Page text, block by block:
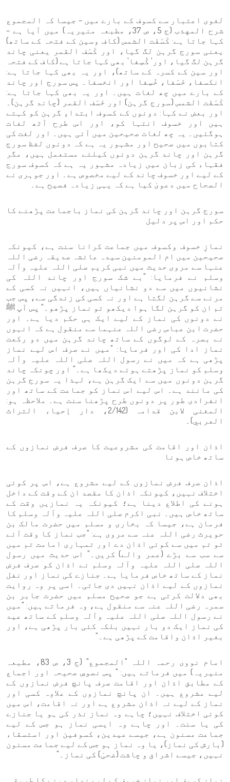
لغوی اعتبار سے کسوف کے بارے میں – جیسا کہ المجموع
شرح المهذب (ج 5، ص 37، مطبعہ منیریہ) میں آیا ہے –
کہا جاتا ہے: كَسَفَت الشمس (کاف وسین کے فتحہ کے ساتھ)
یعنی سورج گرہن لگ گیا، اور كَسَف القمر یعنی چاند
گرہن لگ گیا، اور' كُسِفا' بھی کہا جاتا ہے (کاف کے فتحہ
اور سین کے کسرہ کے ساتھ)، اور یہ بھی کہا جاتا ہے:
انكسفا، خَسَفا، خُسِفا اور انخسفا۔ پس سورج اور چاند
کے بارے میں چھ لغات ہیں۔ اور یہ بھی کہا جاتا ہے:
كَسَفَت الشمس (سورج گرہن) اور خَسَف القمر (چاند گرہن)۔
اور بعض نے کہا: دونوں کے کسوف ابتداءِ گرہن کو کہتے
ہیں اور خسوف انتہا کو، اور اس طرح آٹھ لغات
ہوگئیں۔ یہ چھ لغات صحیحین میں آئی ہیں۔ اور لغت کی
کتابوں میں صحیح اور مشہور یہ ہے کہ دونوں لفظ سورج
گرہن اور چاند گرہن دونوں کیلئے مستعمل ہیں، مگر
فقہاء کی زبان میں زیادہ مشہور یہ ہے کہ کسوف سورج
کے لیے اور خسوف چاند کے لیے مخصوص ہے۔ اور جوہری نے
الصحاح میں دعویٰ کیا ہے کہ یہی زیادہ فصیح ہے۔
سورج گرہن اور چاند گرہن کی نماز باجماعت پڑھنے کا
حکم اور اس پر دلیل
نمازِ خسوف وکسوف میں جماعت کرانا سنت ہے، کیونکہ
صحیحین میں ام المومنین سیدہ عائشہ صدیقہ رضی اللہ
عنہا سے مروی حدیث میں نبی کریم صلی اللہ علیہ وآلہ
وسلم نے فرمایا: "بے شک سورج اور چاند اللہ کی
نشانیوں میں سے دو نشانیاں ہیں، انہیں نہ کسی کے
مرنے سے گرہن لگتا ہے اور نہ کسی کی زندگی سے، پس جب
تم ان کو گرہن لگا ہوا دیکھو تو نماز پڑھو۔" پس آپ ﷺ
نے دونوں کی نماز کے لیے ایک ہی حکم دیا ہے۔ اور
حضرت ابن عباس رضی اللہ عنہما سے منقول ہے کہ انہوں
نے بصرہ کے لوگوں کے ساتھ چاند گرہن میں دو رکعت
نماز ادا کی اور فرمایا: "میں نے صرف اس لیے نماز
پڑھی ہے کہ میں نے رسول اللہ صلی اللہ علیہ وآلہ
وسلم کو نماز پڑھتے ہوئے دیکھا ہے۔" اور چونکہ چاند
گرہن دونوں میں سے ایک گرہن ہے، لہذا یہ سورج گرہن
کی مانند ہے۔ اس لیے اس نماز کو جماعت کے ساتھ اور
انفرادی طور پر دونوں طرح پڑھنا سنت ہے۔ ملاحظہ ہو:
المغنی لابن قدامہ (2/142، دار إحياء التراث
العربي)۔
اذان اور اقامت کی مشروعیت کا صرف فرض نمازوں کے
ساتھ خاص ہونا
اذان صرف فرض نمازوں کے لیے مشروع ہے، اس پر کوئی
اختلاف نہیں، کیونکہ اذان کا مقصد ان کے وقت کے داخل
ہونے کی اطلاع دینا ہے؛ کیونکہ یہ نمازیں وقت کے
ساتھ خاص ہیں۔ نبی اکرم صلی اللہ علیہ وآلہ وسلم کا
فرمان ہے، جیسا کہ بخاری و مسلم میں حضرت مالک بن
حویرث رضی اللہ عنہ سے مروی ہے: "جب نماز کا وقت آئے
تو تم میں سے کوئی اذان دے اور تمہاری امامت تم میں
سے سب سے بڑے (عمر والے) کریں۔" اس حدیث میں رسول
اللہ صلی اللہ علیہ وآلہ وسلم نے اذان کو صرف فرض
نماز کے ساتھ خاص فرمایا ہے۔ جنازے کی نماز اور نفل
نمازوں کے لیے اذان نہیں دی جاتی۔ اسی پر وہ روایت
بھی دلالت کرتی ہے جو صحیح مسلم میں حضرت جابر بن
سمرہ رضی اللہ عنہ سے منقول ہے، وہ فرماتے ہیں: "میں
نے رسول اللہ صلی اللہ علیہ وآلہ وسلم کے ساتھ عید
کی نماز ایک دو بار نہیں بلکہ کئی بار پڑھی ہے، اور
بغیر اذان واقامت کے پڑھی ہے۔"
امام نووی رحمہ اللہ "المجموع" (ج 3، ص 83، مطبعہ
منیریہ) میں فرماتے ہیں: " پس نصوصِ صحیحہ اور اجماع
کے مطابق اذان اور اقامت صرف پانچ فرض نمازوں کے
لیے مشروع ہیں۔ ان پانچ نمازوں کے علاوہ کسی اور
نماز کے لیے نہ اذان مشروع ہے اور نہ اقامت، اس میں
کوئی اختلاف نہیں؛ چاہے وہ نماز نذر کی ہو یا جنازے
کی یا سنت۔ اور چاہے وہ ایسی نماز ہو جس کے لیے
جماعت مسنون ہے، جیسے عیدین، کسوفین اور استسقاء
(بارش کی نماز)، یا وہ نماز ہو جس کے لیے جماعت مسنون
نہیں، جیسے اشراق و چاشت (ضحیٰ) کی نماز۔"
نمازِ کسوف اور نمازِ خسوف کے لیے نداء دینے کا طریقہ